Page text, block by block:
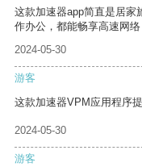
这款加速器app简直是居家
作办公，都能畅享高速网
2024-05-30
游客
这款加速器VPM应用程序
2024-05-30
游客